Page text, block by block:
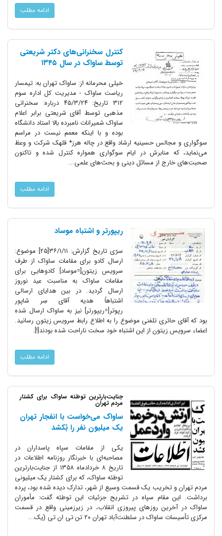
ادامه مطلب
کنترل سخنرانی‌های دکتر شریعتی
توسط ساواک در سال ۱۳۴۵
خیلی محرمانه از: ساواک تهران به: تیمسار
ریاست ساواک - مدیریت کل اداره سوم
۳۱۲ تاریخ: ۴۵/۳/۲۴ درباره: سخنرانی
مذهبی توسط آقای شریعتی برابر اعلام
ساواک شمیرانات نامبرده بالا استاد دانشگاه
بوده و با اینکه معمم نیست در مراسم
سوگواری و مجالس حسینیه ارشاد واقع در چاله هرز* قلهک شرکت و وعظ
می‌نماید، که منابرش در ایام سوگواری همواره کنترل شده و تاکنون
صحبت‌های خارج از مسائل دینی و بحث‌های علمی...
ادامه مطلب
ریپورتر و اشتباه موساد
سرّی تاریخ گزارش: ۳۶/۱/۱۱[۲۵] موضوع:
ارسال کادو برای مقامات ساواک از طرف
سرویس زیتون[=موساد] کادوهایی برای
مقامات ساواک به مناسبت عید نوروز
ارسال گردید. در بین هدایای ارسالی
اشتباهاً هدیه آقای سِر شاپور
رپوتر[=ریپورتر] نیز به ساواک ارسال شده
بود که آقای حائری تلفنی موضوع را به اطلاع رابط سرویس زیتون رسانید.
اعضاء سرویس زیتون از این اشتباه خود سخت ناراحت شده بودند[!].
ادامه مطلب
جنایت‌بارترین توطئه ساواک برای کشتار
مردم تهران
ساواک می‌خواست با انفجار تهران
یک میلیون نفر را بُکشد
یکی از مقامات سپاه پاسداران در
مصاحبه‌ای با خبرنگار روزنامه اطلاعات در
تاریخ ۸ خردادماه ۱۳۵۸ از جنایت‌بارترین
توطئه ساواک، که برای کشتار یک میلیونی
مردم تهران و تخریب یک قسمت وسیع از شهر، تدارک دیده شده بود، پرده
برداشت. این مقام سپاه در تشریح جزئیات این توطئه گفت: مأموران
ساواک در آخرین روزهای پیروزی انقلاب، در زیرزمینی واقع در قسمت
مرکزی تأسیسات ساواک در سلطنت‌آباد تهران ۲۰ تن تی ان تی (یک...